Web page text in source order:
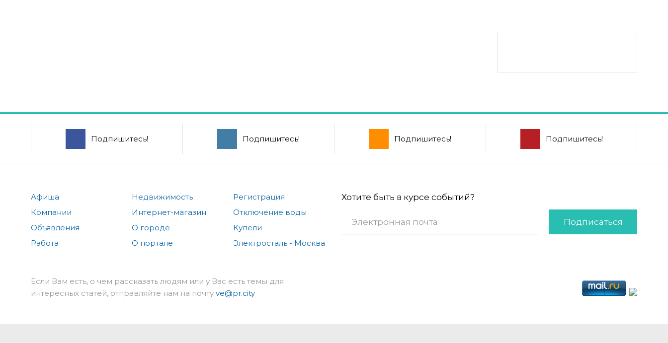
Подпишитесь! Подпишитесь! Подпишитесь! Подпишитесь!
Афиша
Компании
Объявления
Работа
Недвижимость
Интернет-магазин
О городе
О портале
Регистрация
Отключение воды
Купели
Электросталь - Москва
Хотите быть в курсе событий?
Подписаться
Если Вам есть, о чем рассказать людям или у Вас есть темы для
интересных статей, отправляйте нам на почту ve@pr.city